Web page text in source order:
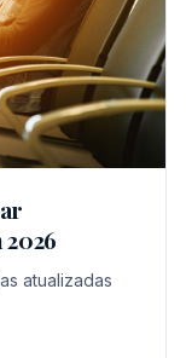
atualizadas